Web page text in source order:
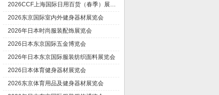
2026CCF上海国际日用百货（春季）展览会
2026东京国际室内外健身器材展览会
2026年日本时尚服装配饰展览会
2026日本东京国际五金博览会
2026年日本东京国际服装纺织面料展览会
2026日本体育健身器材展览会
2026东京体育用品及健身器材展览会